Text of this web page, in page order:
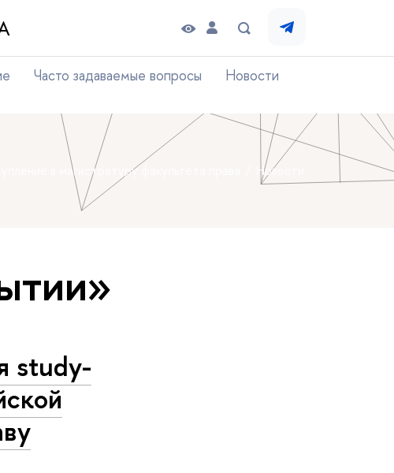
Часто задаваемые вопросы Новости
в магистратуру факультета права Новости
study-